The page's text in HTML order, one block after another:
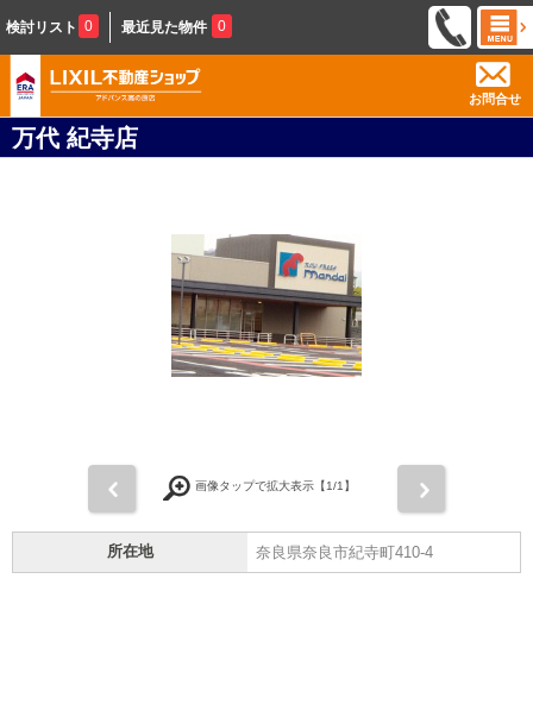
検討リスト 0 最近見た物件 0
お問合せ
万代 紀寺店
画像タップで拡大表示【1/1】
所在地 奈良県奈良市紀寺町410-4